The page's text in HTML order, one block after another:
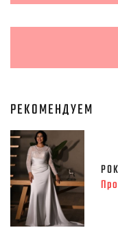
РЕКОМЕНДУЕМ